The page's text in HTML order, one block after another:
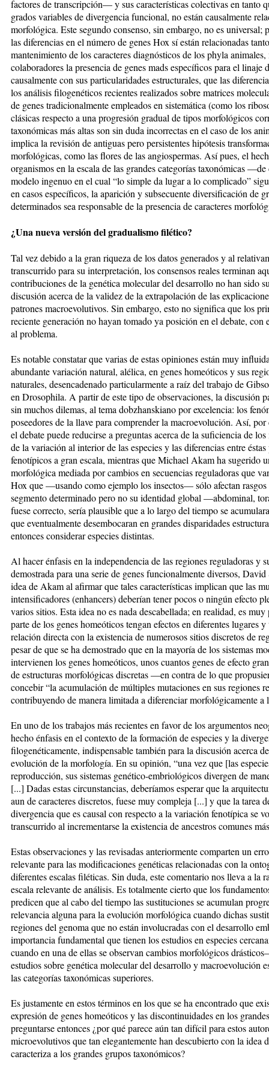
factores de transcripción— y sus características colectivas en tanto
grados variables de divergencia funcional, no están causalmente
morfológica. Este segundo consenso, sin embargo, no es
las diferencias en el número de genes Hox sí están relacionadas
mantenimiento de los caracteres diagnósticos de los phyla
colaboradores la presencia de genes mads específicos para el linaje
causalmente con sus particularidades estructurales, que las
los análisis filogenéticos recientes realizados sobre matrices
de genes tradicionalmente empleados en sistemática (como los
clásicas respecto a una progresión gradual de tipos morfológicos
taxonómicas más altas son sin duda incorrectas en el caso de los
implica la revisión de antiguas pero persistentes hipótesis
morfológicas, como las flores de las angiospermas. Así pues, el
organismos en la escala de las grandes categorías taxonómicas
modelo ingenuo en el cual “lo simple da lugar a lo complicado”
en casos específicos, la aparición y subsecuente diversificación de
determinados sea responsable de la presencia de caracteres
¿Una nueva versión del gradualismo filético?
Tal vez debido a la gran riqueza de los datos generados y al
transcurrido para su interpretación, los consensos reales terminan
contribuciones de la genética molecular del desarrollo no han sido
discusión acerca de la validez de la extrapolación de las
patrones macroevolutivos. Sin embargo, esto no significa que los
reciente generación no hayan tomado ya posición en el debate, con
al problema.
Es notable constatar que varias de estas opiniones están muy
abundante variación natural, alélica, en genes homeóticos y sus
naturales, desencadenado particularmente a raíz del trabajo de
en Drosophila. A partir de este tipo de observaciones, la discusión
sin muchos dilemas, al tema dobzhanskiano por excelencia: los
poseedores de la llave para comprender la macroevolución. Así,
el debate puede reducirse a preguntas acerca de la suficiencia de
de la variación al interior de las especies y las diferencias entre
fenotípicos a gran escala, mientras que Michael Akam ha sugerido
morfológica mediada por cambios en secuencias reguladoras que
Hox que —usando como ejemplo los insectos— sólo afectan
segmento determinado pero no su identidad global —abdominal,
fuese correcto, sería plausible que a lo largo del tiempo se
que eventualmente desembocaran en grandes disparidades
entonces considerar especies distintas.
Al hacer énfasis en la independencia de las regiones reguladoras y
demostrada para una serie de genes funcionalmente diversos,
idea de Akam al afirmar que tales características implican que las
intensificadores (enhancers) deberían tener pocos o ningún efecto
varios sitios. Esta idea no es nada descabellada; en realidad, es
parte de los genes homeóticos tengan efectos en diferentes lugares
relación directa con la existencia de numerosos sitios discretos de
pesar de que se ha demostrado que en la mayoría de los sistemas
intervienen los genes homeóticos, unos cuantos genes de efecto
de estructuras morfológicas discretas —en contra de lo que
concebir “la acumulación de múltiples mutaciones en sus regiones
contribuyendo de manera limitada a diferenciar morfológicamente a
En uno de los trabajos más recientes en favor de los argumentos
hecho énfasis en el contexto de la formación de especies y la
filogenéticamente, indispensable también para la discusión acerca
evolución de la morfología. En su opinión, “una vez que [las
reproducción, sus sistemas genético-embriológicos divergen de
[...] Dadas estas circunstancias, deberíamos esperar que la
aun de caracteres discretos, fuese muy compleja [...] y que la tarea
divergencia que es causal con respecto a la variación fenotípica se
transcurrido al incrementarse la existencia de ancestros comunes
Estas observaciones y las revisadas anteriormente comparten un
relevante para las modificaciones genéticas relacionadas con la
diferentes escalas filéticas. Sin duda, este comentario nos lleva a la
escala relevante de análisis. Es totalmente cierto que los
predicen que al cabo del tiempo las sustituciones se acumulan
relevancia alguna para la evolución morfológica cuando dichas
regiones del genoma que no están involucradas con el desarrollo
importancia fundamental que tienen los estudios en especies
cuando en una de ellas se observan cambios morfológicos
estudios sobre genética molecular del desarrollo y macroevolución
las categorías taxonómicas superiores.
Es justamente en estos términos en los que se ha encontrado que
expresión de genes homeóticos y las discontinuidades en los
preguntarse entonces ¿por qué parece aún tan difícil para estos
microevolutivos que tan elegantemente han descubierto con la idea
caracteriza a los grandes grupos taxonómicos?